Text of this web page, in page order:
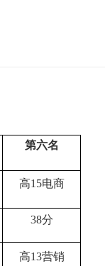
第六名
高15电商
38分
高13营销